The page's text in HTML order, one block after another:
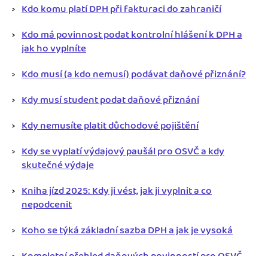
Kdo komu platí DPH při fakturaci do zahraničí
Kdo má povinnost podat kontrolní hlášení k DPH a
jak ho vyplníte
Kdo musí (a kdo nemusí) podávat daňové přiznání?
Kdy musí student podat daňové přiznání
Kdy nemusíte platit důchodové pojištění
Kdy se vyplatí výdajový paušál pro OSVČ a kdy
skutečné výdaje
Kniha jízd 2025: Kdy ji vést, jak ji vyplnit a co
nepodcenit
Koho se týká základní sazba DPH a jak je vysoká